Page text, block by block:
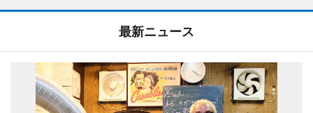
最新ニュース